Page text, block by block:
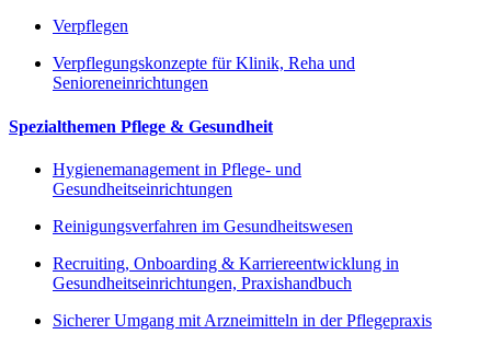
Verpflegen
Verpflegungskonzepte für Klinik, Reha und
Senioreneinrichtungen
Spezialthemen Pflege & Gesundheit
Hygienemanagement in Pflege- und
Gesundheitseinrichtungen
Reinigungsverfahren im Gesundheitswesen
Recruiting, Onboarding & Karriereentwicklung in
Gesundheitseinrichtungen, Praxishandbuch
Sicherer Umgang mit Arzneimitteln in der Pflegepraxis